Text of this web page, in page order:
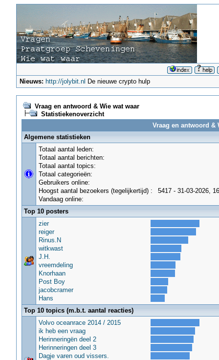
Nieuws: http://jolybit.nl De nieuwe crypto hulp
Vraag en antwoord & Wie wat waar
Statistiekenoverzicht
Vraag en antwoord &
Algemene statistieken
Totaal aantal leden:
Totaal aantal berichten:
Totaal aantal topics:
Totaal categorieën:
Gebruikers online:
Hoogst aantal bezoekers (tegelijkertijd) :
5417 - 31-03-2026,
Vandaag online:
Top 10 posters
zier
reiger
Rinus.N
witkwast
J.H.
vreemdeling
Knorhaan
Post Boy
jacobcramer
Hans
Top 10 topics (m.b.t. aantal reacties)
Volvo oceanrace 2014 / 2015
ik heb een vraag
Herinneringën deel 2
Herinneringen deel 3
Dagje varen oud vissers.